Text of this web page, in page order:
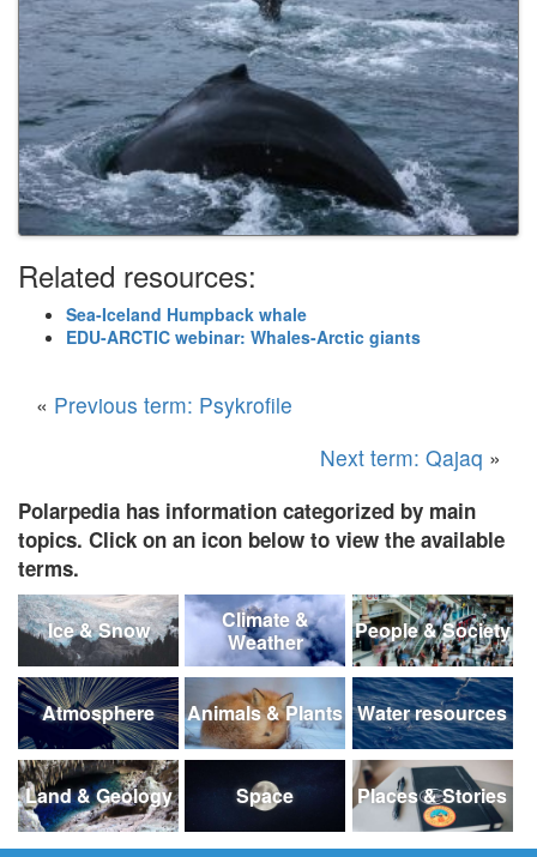
Related resources:
Sea-Iceland Humpback whale
EDU-ARCTIC webinar: Whales-Arctic giants
« Previous term: Psykrofile
Next term: Qajaq »
Polarpedia has information categorized by main
topics. Click on an icon below to view the available
terms.
Ice & Snow
Climate &
Weather
People & Society
Atmosphere Animals & Plants Water resources
Land & Geology Space Places & Stories